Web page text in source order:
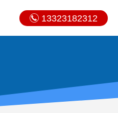
13323182312